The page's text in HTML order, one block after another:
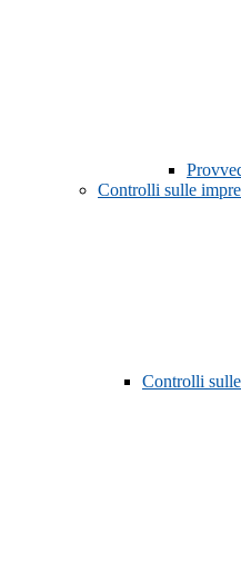
Controlli sulle
Controlli